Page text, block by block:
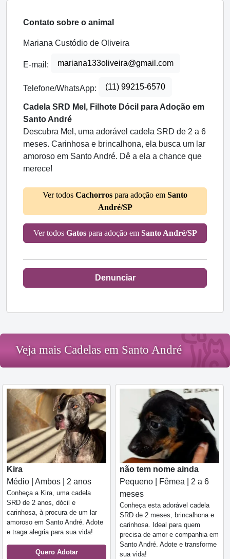
Contato sobre o animal
Mariana Custódio de Oliveira
E-mail: mariana133oliveira@gmail.com
Telefone/WhatsApp: (11) 99215-6570
Cadela SRD Mel, Filhote Dócil para Adoção em
Santo André
Descubra Mel, uma adorável cadela SRD de 2 a 6
meses. Carinhosa e brincalhona, ela busca um lar
amoroso em Santo André. Dê a ela a chance que
merece!
Ver todos Cachorros para adoção em Santo
André/SP
Ver todos Gatospara adoção em Santo André/SP
Denunciar
Veja mais Cadelas em Santo André
Kira
Médio | Ambos | 2 anos
Conheça a Kira, uma cadela
SRD de 2 anos, dócil e
carinhosa, à procura de um lar
amoroso em Santo André. Adote
e traga alegria para sua vida!
Quero Adotar
não tem nome ainda
Pequeno | Fêmea | 2 a 6
meses
Conheça esta adorável cadela
SRD de 2 meses, brincalhona e
carinhosa. Ideal para quem
precisa de amor e companhia em
Santo André. Adote e transforme
sua vida!